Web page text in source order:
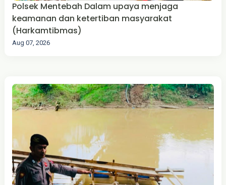
Polsek Mentebah Dalam upaya menjaga
keamanan dan ketertiban masyarakat
(Harkamtibmas)
Aug 07, 2026